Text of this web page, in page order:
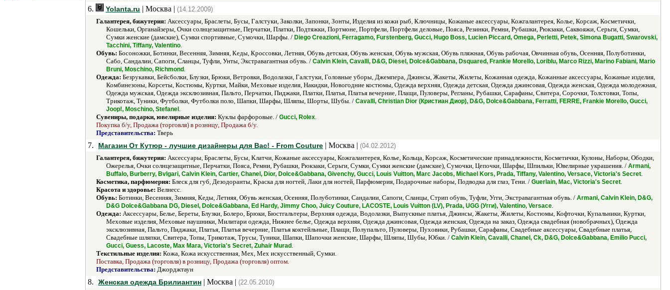
6. Yolanta.ru | Москва | (14.12.2009)
Галантерея, бижутерия: Аксессуары, Браслеты, Бусы, Галстуки, Заколки, Запонки, Зонты, Изделия из кожи рыб, Ключницы, Кожаные аксессуары, Кожгалантерея, Колье, Корсаж, Косметички,
Кошельки, Органайзеры, Очки солнцезащитные, Перчатки, Платки, Подтяжки, Портмоне, Портфели, Портфели деловые, Пояса, Резинки, Ремни, Рубашки, Рюкзаки, Саквояжи, Серьги, Сумки,
Сумки женские (дамские), Сумки спортивные, Сумочки, Шарфы. / Diego Creazioni, Ferragamo, Furstenberg, Gucci, Hugo Boss, Lucien Piccard, Omega, Perletti, Petek, Simona Bugatti, Swarovski,
Tacchini, Tiffany, Valentino.
Обувь: Босоножки, Ботинки, Весенняя, Зимняя, Кеды, Кроссовки, Летняя, Обувь детская, Обувь женская, Обувь мужская, Обувь пляжная, Обувь рабочая, Овчинная обувь, Осенняя, Полуботинки,
Сабо, Сандалии, Сапоги, Сланцы, Туфли, Унты, Экстравагантная обувь. / Calvin Klein, Cavalli, D&G, Diesel, Dolce&Gabbana, Dsquared, Frankie Morello, Loriblu, Marco Rizzi, Marino Fabiani, Mario
Bruni, Moschino, Richmond .
Одежда: Безрукавки, Бейсболки, Блузки, Брюки, Ветровки, Водолазки, Галстуки, Головные уборы, Джемпера, Джинсы, Жакеты, Жилеты, Кожанная одежда, Кожанные аксессуары, Кожаные изделия,
Комбинезоны, Корсеты, Костюмы, Куртки, Майки, Меховые изделия, Накидки, Новогодние костюмы, Одежда верхняя, Одежда детская, Одежда джинсовая, Одежда женская, Одежда молодежная,
Одежда мужская, Одежда эксклюзивная, Пальто, Перчатки, Пиджаки, Платки, Платья, Платья вечерние, Плащи, Пуловеры, Регланы, Рубашки, Сарафаны, Свитера, Сорочки, Толстовки, Топы,
Трикотаж, Туники, Футболки, Футболки поло, Шапки, Шарфы, Шляпы, Шорты, Шубы. / Cavalli, Christian Dior (Кристиан Диор), D&G, Dolce&Gabbana, Ferratti, FERRE, Frankie Morello, Gucci,
Joop!, Moschino, Stefanel .
Сувениры, подарки, ювелирные изделия: Куклы фарфоровые. / Gucci, Rolex.
Покупка б/у, Продажа (торговля) в розницу, Продажа б/у.
Представительства: Тверь
7. Магазин От Кутюр - лучшие дизайнеры для Вас! - From Couture | Москва | (04.02.2012)
Галантерея, бижутерия: Аксессуары, Браслеты, Бусы, Клатчи, Кожаные аксессуары, Кожгалантерея, Колье, Кольца, Корсаж, Косметические принадлежности, Косметички, Кулоны, Наборы, Ободки,
Ожерелья, Очки солнцезащитные, Перчатки, Пояса, Ремни, Рубашки, Рюкзаки, Серьги, Сумки, Сумки женские (дамские), Сумочки, Цепочки, Шарфы, Шпильки, Ювелирные украшения. / Armani,
Buffalo, Burberry, Bvlgari, Calvin Klein, Cartier, Chanel, Dior, Dolce&Gabbana, Givenchy, Gucci, Louis Vuitton, Marc Jacobs, Michael Kors, Prada, Tiffany, Valentino, Versace, Victoria's Secret.
Косметика, парфюмерия: Блеск для губ, Дезодоранты, Краска для ногтей, Лаки для ногтей, Парфюмерия, Подарочные наборы, Подводка для глаз, Тени. / Guerlain, Mac, Victoria's Secret.
Красота и здоровье: Велнесс.
Обувь: Ботинки, Весенняя, Зимняя, Кеды, Летняя, Обувь женская, Осенняя, Полуботинки, Сандалии, Сапоги, Сланцы, Стрип обувь, Туфли, Угги, Экстравагантная обувь. / Armani, Calvin Klein, D&G,
D&G Dolce&Gabbana DG, Diesel, Dolce&Gabbana, Ed Hardy, Jimmy Choo, Juicy Couture, LACOSTE, Louis Vuitton (LV), Prada, UGG (Угги), Valentino, Versace.
Одежда: Аксессуары, Белье, Береты, Блузки, Болеро, Брюки, Бюстгальтеры, Верхняя одежда, Водолазки, Выпускные платья, Джинсы, Жакеты, Жилеты, Костюмы, Кофточки, Купальники, Куртки,
Меховые изделия, Меховые наушники, Милитари одежда, Нижнее белье, Одежда верхняя, Одежда джинсовая, Одежда женская, Одежда на заказ, Одежда свадебная (новобрачных), Одежда
эксклюзивная, Пальто, Пиджаки, Платья, Платья вечерние, Платья коктейльные, Плащи, Полупальто, Пуловеры, Пуховики, Рубашки, Сарафаны, Свадебные аксессуары, Свадебные платья,
Свадебные шляпки, Свитера, Топы, Трикотаж, Трусы, Туники, Шапки, Шапочки женские, Шарфы, Шляпы, Шубы, Юбки. / Calvin Klein, Cavalli, Chanel, Ck, D&G, Dolce&Gabbana, Emilio Pucci,
Gucci, Guess, Lacoste, Max Mara, Victoria's Secret, Zuhair Murad .
Текстильные изделия: Кожа, Кожа искусственная, Мех, Мех искусственный, Сумки.
Поставка, Продажа (торговля) в розницу, Продажа (торговля) оптом.
Представительства: Джорджтаун
8. Женская одежда Брилиантин | Москва | (22.05.2010)